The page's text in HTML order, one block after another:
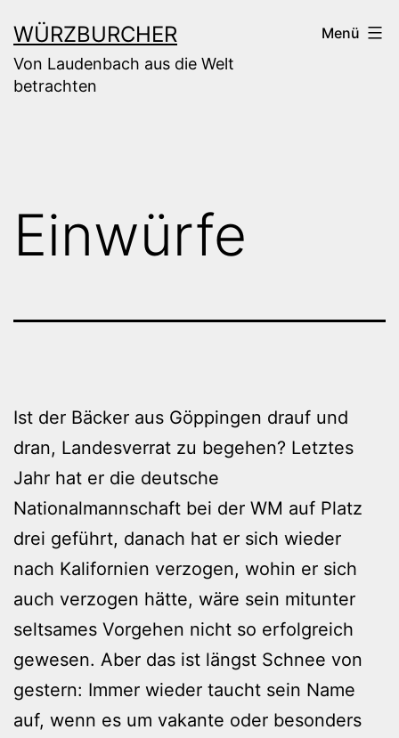
Inhalt
springen
WÜRZBURCHER
Von Laudenbach aus die Welt
betrachten
Menü
Einwürfe
Ist der Bäcker aus Göppingen drauf und
dran, Landesverrat zu begehen? Letztes
Jahr hat er die deutsche
Nationalmannschaft bei der WM auf Platz
drei geführt, danach hat er sich wieder
nach Kalifornien verzogen, wohin er sich
auch verzogen hätte, wäre sein mitunter
seltsames Vorgehen nicht so erfolgreich
gewesen. Aber das ist längst Schnee von
gestern: Immer wieder taucht sein Name
auf, wenn es um vakante oder besonders